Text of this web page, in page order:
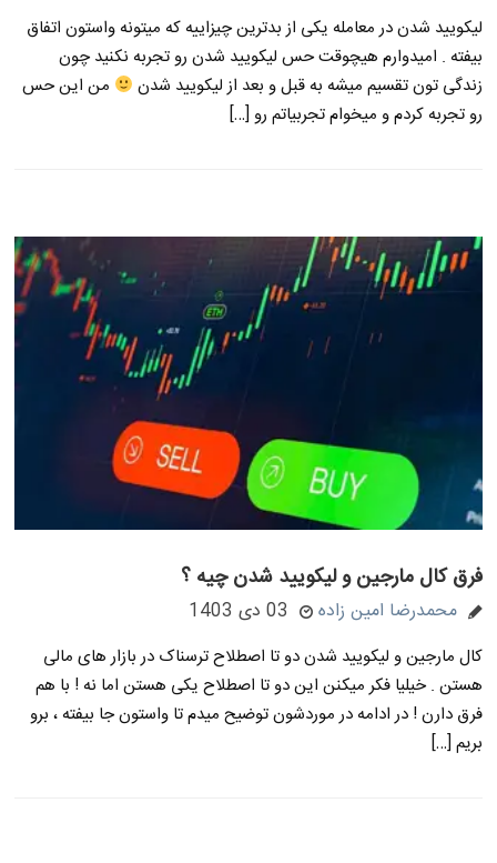
لیکویید شدن در معامله یکی از بدترین چیزاییه که میتونه واستون اتفاق
بیفته . امیدوارم هیچوقت حس لیکویید شدن رو تجربه نکنید چون
زندگی تون تقسیم میشه به قبل و بعد از لیکویید شدن
من این حس
رو تجربه کردم و میخوام تجربیاتم رو […]
فرق کال مارجین و لیکویید شدن چیه ؟
محمدرضا امین زاده 03 دی 1403
کال مارجین و لیکویید شدن دو تا اصطلاح ترسناک در بازار های مالی
هستن . خیلیا فکر میکنن این دو تا اصطلاح یکی هستن اما نه ! با هم
فرق دارن ! در ادامه در موردشون توضیح میدم تا واستون جا بیفته ، برو
بریم […]